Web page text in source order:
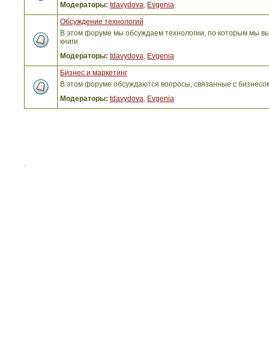
Модераторы: tdavydova, Evgenia
Обсуждение технологий
В этом форуме мы обсуждаем технологии, по которым мы
книги
Модераторы: tdavydova, Evgenia
Бизнес и маркетинг
В этом форуме обсуждаются вопросы, связанные с
Модераторы: tdavydova, Evgenia